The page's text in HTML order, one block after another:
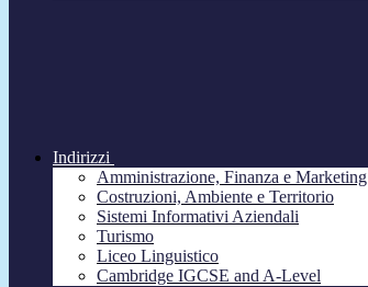
Indirizzi
Amministrazione, Finanza e Marketing
Costruzioni, Ambiente e Territorio
Sistemi Informativi Aziendali
Turismo
Liceo Linguistico
Cambridge IGCSE and A-Level